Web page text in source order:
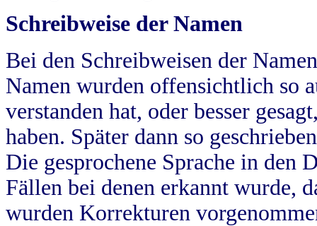
Schreibweise der Namen
Bei den Schreibweisen der
Namen wurden offensichtlich so
verstanden hat, oder besser
haben. Später dann so
Die gesprochene Sprache in
Fällen bei denen erkannt wurde,
wurden Korrekturen